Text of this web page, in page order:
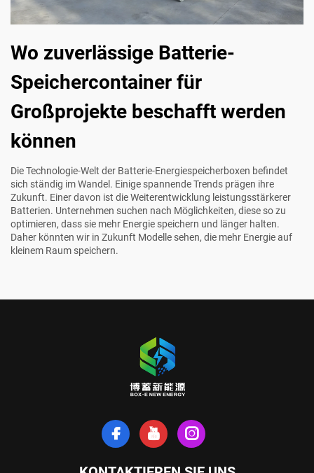
Wo zuverlässige Batterie-
Speichercontainer für
Großprojekte beschafft werden
können
Die Technologie-Welt der Batterie-Energiespeicherboxen befindet
sich ständig im Wandel. Einige spannende Trends prägen ihre
Zukunft. Einer davon ist die Weiterentwicklung leistungsstärkerer
Batterien. Unternehmen suchen nach Möglichkeiten, diese so zu
optimieren, dass sie mehr Energie speichern und länger halten.
Daher könnten wir in Zukunft Modelle sehen, die mehr Energie auf
kleinem Raum speichern.